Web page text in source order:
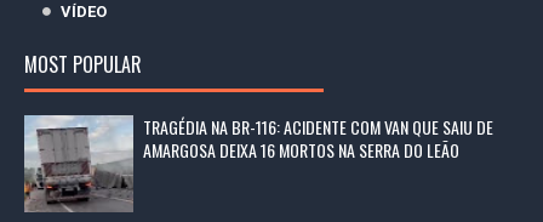
VÍDEO
MOST POPULAR
TRAGÉDIA NA BR-116: ACIDENTE COM VAN QUE SAIU DE
AMARGOSA DEIXA 16 MORTOS NA SERRA DO LEÃO